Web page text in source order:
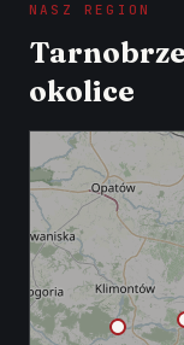
NASZ REGION
okolice